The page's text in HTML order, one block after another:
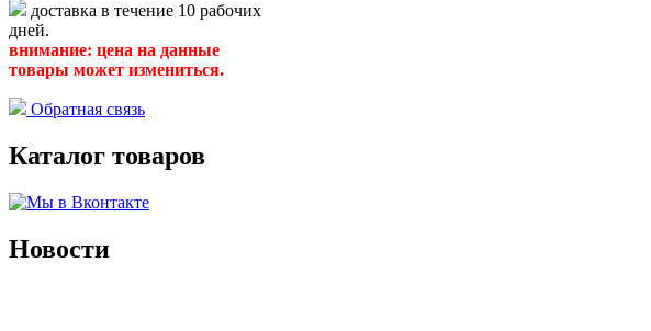
доставка в течение 10 рабочих
дней.
внимание: цена на данные
товары может измениться.
Обратная связь
Каталог товаров
Новости